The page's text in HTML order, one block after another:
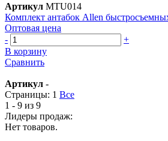
Артикул MTU014
Комплект антабок Allen
Оптовая цена
-
+
В корзину
Сравнить
Артикул -
Страницы: 1 Все
1 - 9 из 9
Лидеры продаж:
Нет товаров.